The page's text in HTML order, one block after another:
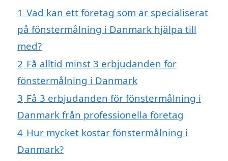
1 Vad kan ett företag som är specialiserat
på fönstermålning i Danmark hjälpa till
med?
2 Få alltid minst 3 erbjudanden för
fönstermålning i Danmark
3 Få 3 erbjudanden för fönstermålning i
Danmark från professionella företag
4 Hur mycket kostar fönstermålning i
Danmark?